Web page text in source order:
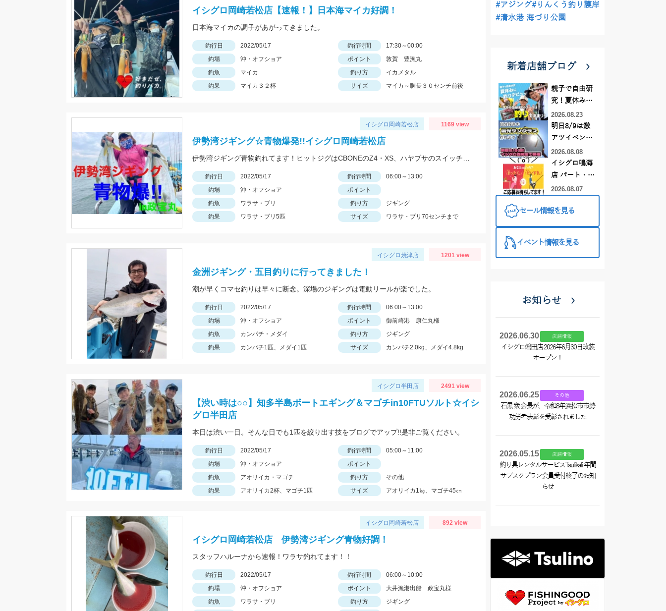
イシグロ岡崎若松店【速報！】日本海マイカ好調！
日本海マイカの調子があがってきました。
釣行日 2022/05/17 釣行時間
17:30～00:00
釣場
沖・オフショア ポイント
敦賀 豊漁丸
釣魚
マイカ 釣り方
イカメタル
釣果
マイカ３２杯 サイズ マイカ～胴長３０センチ前後
イシグロ岡崎若松店 1169 view
伊勢湾ジギング☆青物爆発!!イシグロ岡崎若松店
釣行日 2022/05/17 釣行時間
06:00～13:00
釣場
沖・オフショア
ポイント
釣魚
ワラサ・ブリ 釣り方
ジギング
釣果
ワラサ・ブリ5匹 サイズ ワラサ・ブリ70センチまで
イシグロ焼津店 1201 view
金洲ジギング・五目釣りに行ってきました！
潮が早くコマセ釣りは早々に断念。深場のジギングは電動リールが楽でした。
釣行日 2022/05/17 釣行時間
06:00～13:00
釣場
沖・オフショア ポイント
御前崎港 康仁丸様
釣魚
カンパチ・メダイ 釣り方
ジギング
釣果
カンパチ1匹、メダイ1匹 サイズ カンパチ2.0kg、メダイ4.8kg
イシグロ半田店 2491 view
【渋い時は○○】知多半島ボートエギング＆マゴチin10FTUソルト☆イシ
グロ半田店
本日は渋い一日。そんな日でも1匹を絞り出す技をブログでアップ!!是非ご覧ください。
釣行日 2022/05/17 釣行時間
05:00～11:00
釣場
沖・オフショア
ポイント
釣魚
アオリイカ・マゴチ 釣り方
その他
釣果
アオリイカ2杯、マゴチ1匹 サイズ アオリイカ1㎏、マゴチ45㎝
イシグロ岡崎若松店 892 view
イシグロ岡崎若松店 伊勢湾ジギング青物好調！
スタッフハルーナから速報！ワラサ釣れてます！！
釣行日 2022/05/17 釣行時間
06:00～10:00
釣場
沖・オフショア ポイント
大井漁港出船 政宝丸様
釣魚
ワラサ・ブリ 釣り方
ジギング
#アジング#りんくう釣り護岸
#清水港 海づり公園
新着店舗ブログ
親子で自由研
究！夏休みに
釣りデビュー
2026.08.23
明日8/9は激
アツイベント
日！！！～オ
ーダー偏光グ
ラス受注会～
2026.08.08
イシグロ鳴海
店 パート・ア
ルバイトスタ
募集中！
2026.08.07
セール情報を見る
イベント情報を見る
お知らせ
2026.06.30 店舗情報
イシグロ磐田店 2026年6月30日改装
オープン！
2026.06.25 その他
石黒 衆 会長が、令和8年浜松市市勢
功労者表彰を受彰されました
2026.05.15 店舗情報
釣り具レンタルサービスTsulikali 年間
サブスクプラン会員受付終了のお知
らせ